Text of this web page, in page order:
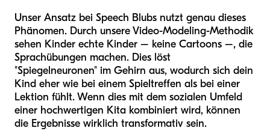
Unser Ansatz bei Speech Blubs nutzt genau dieses
Phänomen. Durch unsere Video-Modeling-Methodik
sehen Kinder echte Kinder – keine Cartoons –, die
Sprachübungen machen. Dies löst
"Spiegelneuronen" im Gehirn aus, wodurch sich dein
Kind eher wie bei einem Spieltreffen als bei einer
Lektion fühlt. Wenn dies mit dem sozialen Umfeld
einer hochwertigen Kita kombiniert wird, können
die Ergebnisse wirklich transformativ sein.